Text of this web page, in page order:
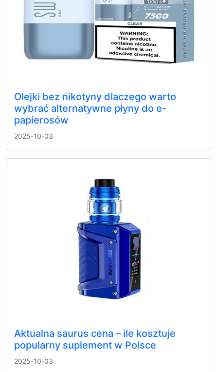
Olejki bez nikotyny dlaczego warto
wybrać alternatywne płyny do e-
papierosów
2025-10-03
Aktualna saurus cena – ile kosztuje
popularny suplement w Polsce
2025-10-03